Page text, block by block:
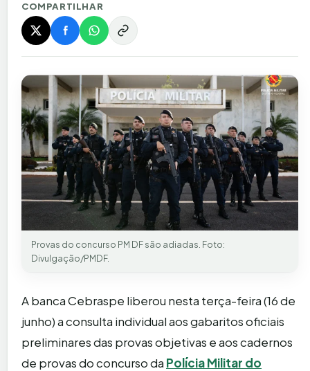
COMPARTILHAR
Provas do concurso PM DF são adiadas. Foto:
Divulgação/PMDF.
A banca Cebraspe liberou nesta terça-feira (16 de
junho) a consulta individual aos gabaritos oficiais
preliminares das provas objetivas e aos cadernos
de provas do concurso da Polícia Militar do